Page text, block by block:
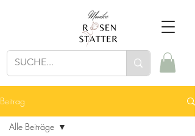
Beitrag
Alle Beiträge